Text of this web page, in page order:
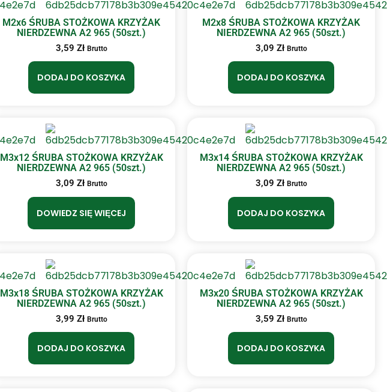
M2x6 ŚRUBA STOŻKOWA KRZYŻAK
NIERDZEWNA A2 965 (50szt.)
3,59 Zł Brutto
DODAJ DO KOSZYKA
M2x8 ŚRUBA STOŻKOWA KRZYŻAK
NIERDZEWNA A2 965 (50szt.)
3,09 Zł Brutto
DODAJ DO KOSZYKA
M3x12 ŚRUBA STOŻKOWA KRZYŻAK
NIERDZEWNA A2 965 (50szt.)
3,09 Zł Brutto
DOWIEDZ SIĘ WIĘCEJ
M3x14 ŚRUBA STOŻKOWA KRZYŻAK
NIERDZEWNA A2 965 (50szt.)
3,09 Zł Brutto
DODAJ DO KOSZYKA
M3x18 ŚRUBA STOŻKOWA KRZYŻAK
NIERDZEWNA A2 965 (50szt.)
3,99 Zł Brutto
DODAJ DO KOSZYKA
M3x20 ŚRUBA STOŻKOWA KRZYŻAK
NIERDZEWNA A2 965 (50szt.)
3,59 Zł Brutto
DODAJ DO KOSZYKA